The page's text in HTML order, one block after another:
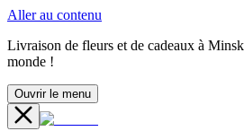
Aller au contenu
Livraison de fleurs et de cadeaux à
monde !
Ouvrir le menu